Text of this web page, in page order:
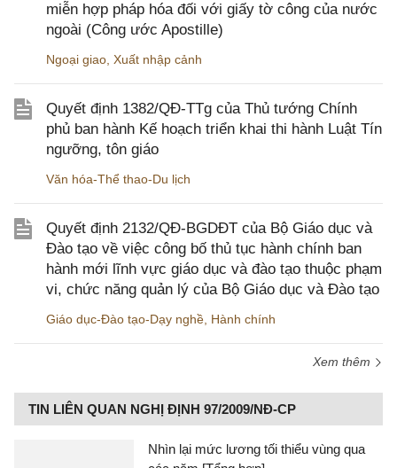
miễn hợp pháp hóa đối với giấy tờ công của nước
ngoài (Công ước Apostille)
Ngoại giao Xuất nhập cảnh
Quyết định 1382/QĐ-TTg của Thủ tướng Chính
phủ ban hành Kế hoạch triển khai thi hành Luật Tín
ngưỡng, tôn giáo
Văn hóa-Thể thao-Du lịch
Quyết định 2132/QĐ-BGDĐT của Bộ Giáo dục và
Đào tạo về việc công bố thủ tục hành chính ban
hành mới lĩnh vực giáo dục và đào tạo thuộc phạm
vi, chức năng quản lý của Bộ Giáo dục và Đào tạo
Giáo dục-Đào tạo-Dạy nghề Hành chính
Xem thêm
TIN LIÊN QUAN NGHỊ ĐỊNH 97/2009/NĐ-CP
Nhìn lại mức lương tối thiểu vùng qua